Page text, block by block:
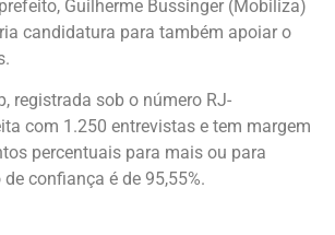
Guilherme Bussinger (Mobiliza)
candidatura para também apoiar o
registrada sob o número RJ-
com 1.250 entrevistas e tem margem
percentuais para mais ou para
confiança é de 95,55%.